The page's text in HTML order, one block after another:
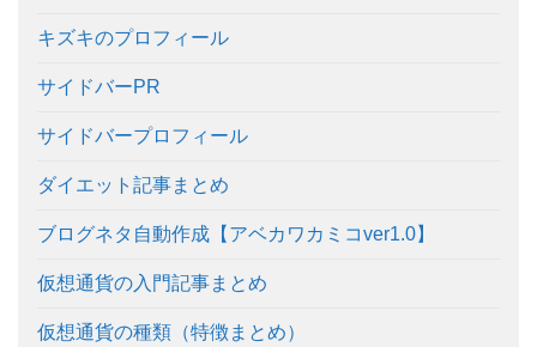
キズキのプロフィール
サイドバーPR
サイドバープロフィール
ダイエット記事まとめ
ブログネタ自動作成【アベカワカミコver1.0】
仮想通貨の入門記事まとめ
仮想通貨の種類（特徴まとめ）